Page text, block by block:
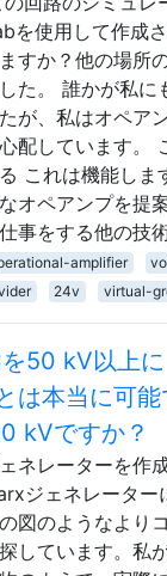
を使用して作成
すか？他の場所
た。 誰かが私に
が、私はオペア
配しています。
これは機能しま
オペアンプを提
事をする他の技
amplifier
24v virtual-
50 kV以上に
は本当に可
kVですか？
ネレーターを作
ジェネレーター
図のようなより
しています。私